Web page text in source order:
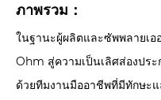
ภาพรวม：
ในฐานะผู้ผลิตและซัพพลายเ
Ohm สู่ความเป็นเลิศส่องประ
ด้วยทีมงานมืออาชีพที่มีทักษะ